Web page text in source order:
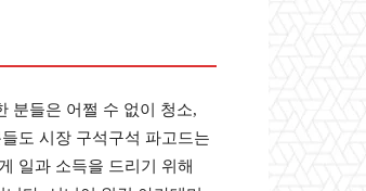
분들은 어쩔 수 없이 청소,
도 시장 구석구석 파고드는
일과 소득을 드리기 위해